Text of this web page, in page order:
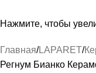
Нажмите, чтобы
Главная LAPARET
Регнум Бианко